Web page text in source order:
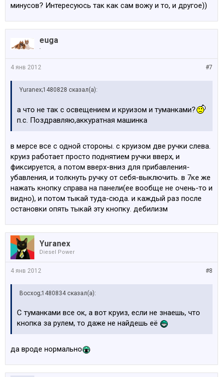
минусов? Интересуюсь так как сам вожу и то, и другое))
euga
-
#7
4 янв 2012
Yuranex;1480828 сказал(а):
а что не так с освещением и круизом и туманками?
п.с. Поздравляю,аккуратная машинка
в мерсе все с одной стороны. с круизом две ручки слева.
круиз работает просто поднятием ручки вверх, и
фиксируется, а потом вверх-вниз для прибавления-
убавления, и толкнуть ручку от себя-выключить. в 7ке же
нажать кнопку справа на панели(ее вообще не очень-то и
видно), и потом тыкай туда-сюда. и каждый раз после
остановки опять тыкай эту кнопку. дебилизм
Yuranex
Diesel Power
#8
4 янв 2012
Bocxog;1480834 сказал(а):
С туманками все ок, а вот круиз, если не знаешь, что
кнопка за рулем, то даже не найдешь её
да вроде нормально